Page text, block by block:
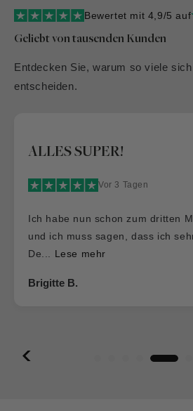
Bewertet mit 4,9/5 auf
Geliebt von tausenden Kunden
Entdecken Sie, warum so viele
entscheiden.
Dass es so was wie die
Dass es so was wie die
gibt…. Gute Qualität, gute Preise